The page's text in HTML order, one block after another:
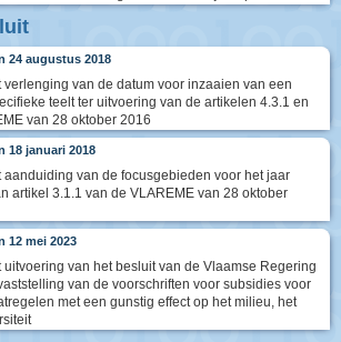
24 augustus 2018
verlenging van de datum voor inzaaien van een
teelt ter uitvoering van de artikelen 4.3.1 en
van 28 oktober 2016
18 januari 2018
aanduiding van de focusgebieden voor het jaar
artikel 3.1.1 van de VLAREME van 28 oktober
12 mei 2023
uitvoering van het besluit van de Vlaamse Regering
van de voorschriften voor subsidies voor
met een gunstig effect op het milieu, het